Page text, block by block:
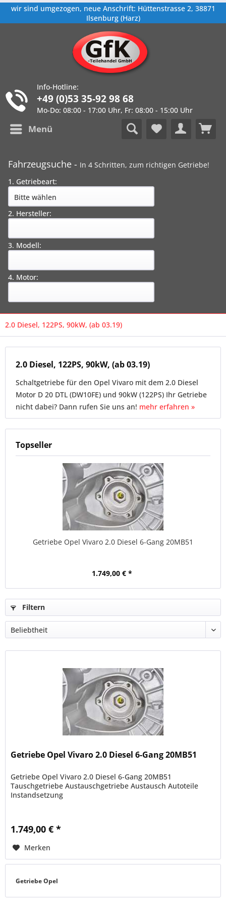
wir sind umgezogen, neue Anschrift: Hüttenstrasse 2, 38871
Ilsenburg (Harz)
Info-Hotline:
+49 (0)53 35-92 98 68
Mo-Do: 08:00 - 17:00 Uhr, Fr: 08:00 - 15:00 Uhr
Menü
Fahrzeugsuche - In 4 Schritten, zum richtigen Getriebe!
1. Getriebeart:
2. Hersteller:
3. Modell:
4. Motor:
2.0 Diesel, 122PS, 90kW, (ab 03.19)
2.0 Diesel, 122PS, 90kW, (ab 03.19)
Schaltgetriebe für den Opel Vivaro mit dem 2.0 Diesel
Motor D 20 DTL (DW10FE) und 90kW (122PS) Ihr Getriebe
nicht dabei? Dann rufen Sie uns an! mehr erfahren »
Topseller
Getriebe Opel Vivaro 2.0 Diesel 6-Gang 20MB51
1.749,00 € *
Filtern
Getriebe Opel Vivaro 2.0 Diesel 6-Gang 20MB51
Getriebe Opel Vivaro 2.0 Diesel 6-Gang 20MB51
Tauschgetriebe Austauschgetriebe Austausch Autoteile
Instandsetzung
1.749,00 € *
Merken
Getriebe Opel